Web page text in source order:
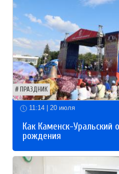
ПРАЗДНИК
11:14 | 20 июля
Как Каменск-Уральский
рождения